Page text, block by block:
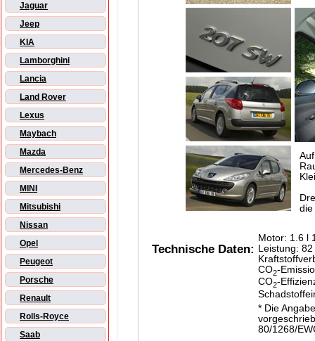
Jaguar
Jeep
KIA
Lamborghini
Lancia
Land Rover
Lexus
Maybach
Mazda
Mercedes-Benz
MINI
Mitsubishi
Nissan
Opel
Peugeot
Porsche
Renault
Rolls-Royce
Saab
die
Technische Daten:
Motor: 1.6 l
Leistung:
CO2-
CO2-
* Die
80/1268/